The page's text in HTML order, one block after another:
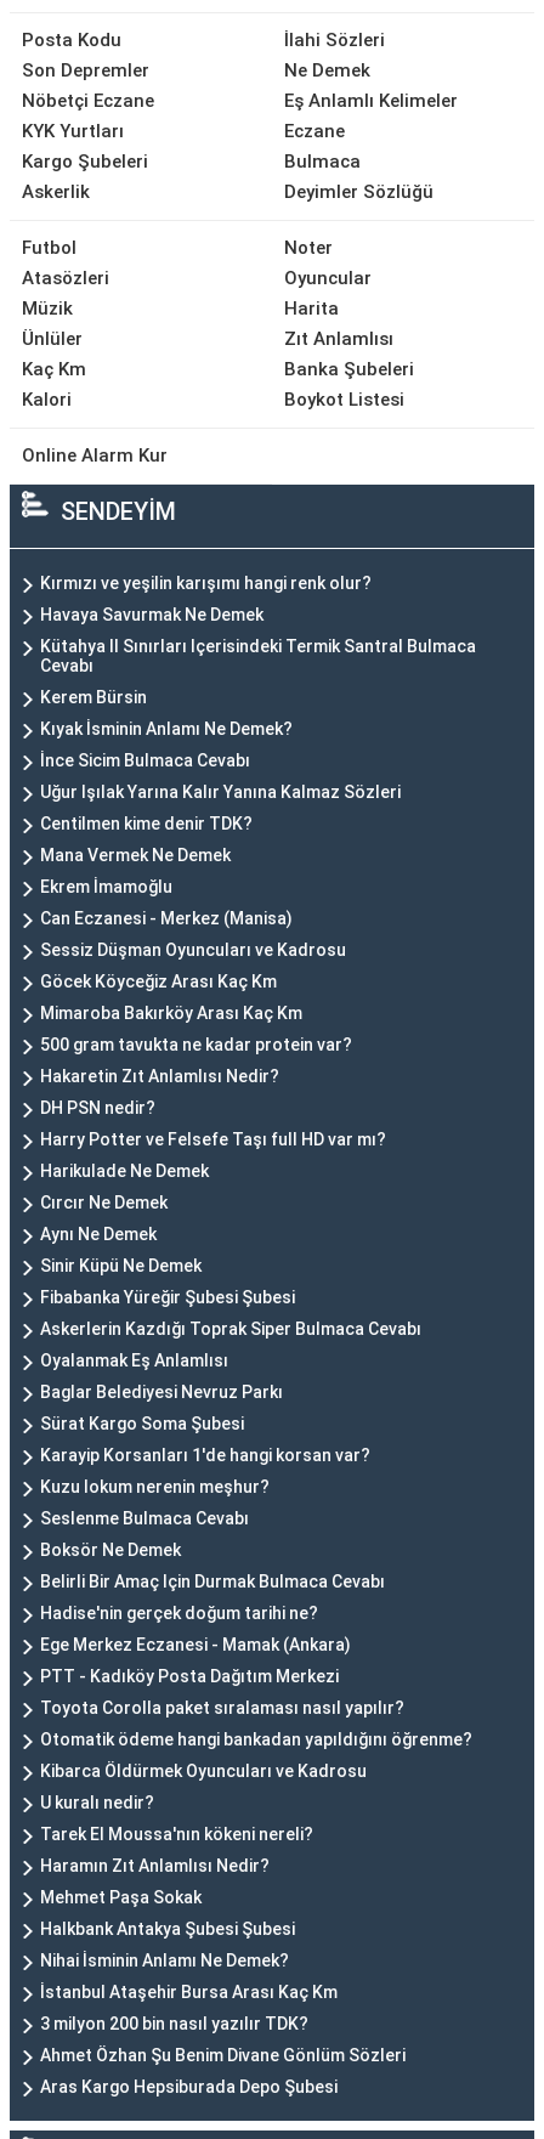
Posta Kodu
Son Depremler
Nöbetçi Eczane
KYK Yurtları
Kargo Şubeleri
Askerlik
İlahi Sözleri
Ne Demek
Eş Anlamlı Kelimeler
Eczane
Bulmaca
Deyimler Sözlüğü
Futbol
Atasözleri
Müzik
Ünlüler
Kaç Km
Kalori
Noter
Oyuncular
Harita
Zıt Anlamlısı
Banka Şubeleri
Boykot Listesi
Online Alarm Kur
SENDEYİM
Kırmızı ve yeşilin karışımı hangi renk olur?
Havaya Savurmak Ne Demek
Kütahya Il Sınırları Içerisindeki Termik Santral Bulmaca
Cevabı
Kerem Bürsin
Kıyak İsminin Anlamı Ne Demek?
İnce Sicim Bulmaca Cevabı
Uğur Işılak Yarına Kalır Yanına Kalmaz Sözleri
Centilmen kime denir TDK?
Mana Vermek Ne Demek
Ekrem İmamoğlu
Can Eczanesi - Merkez (Manisa)
Sessiz Düşman Oyuncuları ve Kadrosu
Göcek Köyceğiz Arası Kaç Km
Mimaroba Bakırköy Arası Kaç Km
500 gram tavukta ne kadar protein var?
Hakaretin Zıt Anlamlısı Nedir?
DH PSN nedir?
Harry Potter ve Felsefe Taşı full HD var mı?
Harikulade Ne Demek
Cırcır Ne Demek
Aynı Ne Demek
Sinir Küpü Ne Demek
Fibabanka Yüreğir Şubesi Şubesi
Askerlerin Kazdığı Toprak Siper Bulmaca Cevabı
Oyalanmak Eş Anlamlısı
Baglar Belediyesi Nevruz Parkı
Sürat Kargo Soma Şubesi
Karayip Korsanları 1'de hangi korsan var?
Kuzu lokum nerenin meşhur?
Seslenme Bulmaca Cevabı
Boksör Ne Demek
Belirli Bir Amaç Için Durmak Bulmaca Cevabı
Hadise'nin gerçek doğum tarihi ne?
Ege Merkez Eczanesi - Mamak (Ankara)
PTT - Kadıköy Posta Dağıtım Merkezi
Toyota Corolla paket sıralaması nasıl yapılır?
Otomatik ödeme hangi bankadan yapıldığını öğrenme?
Kibarca Öldürmek Oyuncuları ve Kadrosu
U kuralı nedir?
Tarek El Moussa'nın kökeni nereli?
Haramın Zıt Anlamlısı Nedir?
Mehmet Paşa Sokak
Halkbank Antakya Şubesi Şubesi
Nihai İsminin Anlamı Ne Demek?
İstanbul Ataşehir Bursa Arası Kaç Km
3 milyon 200 bin nasıl yazılır TDK?
Ahmet Özhan Şu Benim Divane Gönlüm Sözleri
Aras Kargo Hepsiburada Depo Şubesi